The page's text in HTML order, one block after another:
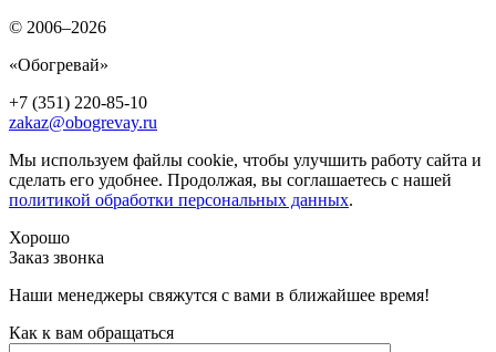
© 2006–2026
«Обогревай»
+7 (351) 220-85-10
zakaz@obogrevay.ru
Мы используем файлы cookie, чтобы улучшить работу сайта и
сделать его удобнее. Продолжая, вы соглашаетесь с нашей
политикой обработки персональных данных.
Хорошо
Заказ звонка
Наши менеджеры свяжутся с вами в ближайшее время!
Как к вам обращаться